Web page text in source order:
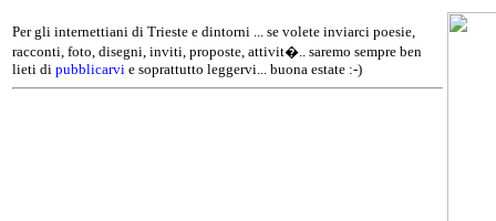
Per gli internettiani di Trieste e dintorni ... se volete inviarci poesie,
racconti, foto, disegni, inviti, proposte, attivit�.. saremo sempre ben
lieti di pubblicarvi e soprattutto leggervi... buona estate :-)